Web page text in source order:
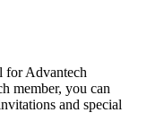
for Advantech
member, you can
and special